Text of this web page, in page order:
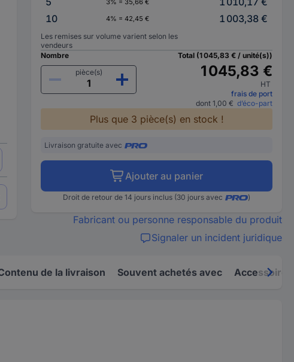
3% = 35,66 €
10
4% = 42,45 € 1 003,38 €
Les remises sur volume varient selon les
vendeurs
Nombre
pièce(s)
Total (1 045,83 € / unité(s))
1 045,83 €
HT
frais de port
dont 1,00 € d’éco-part
Plus que 3 pièce(s) en stock !
Livraison gratuite avec
Ajouter au panier
Droit de retour de 14 jours inclus (30 jours avec )
Fabricant ou personne responsable du produit
Signaler un incident juridique
de la livraison Souvent achetés avec Accessoires